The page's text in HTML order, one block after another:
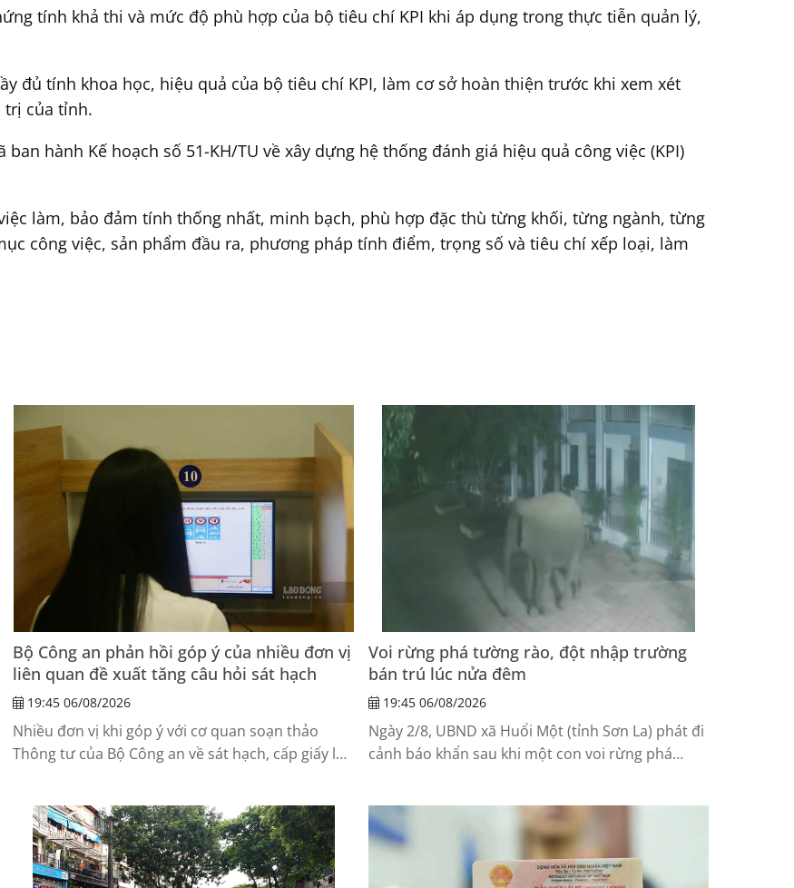
tính khả thi và mức độ phù hợp của bộ tiêu chí KPI khi áp dụng trong thực tiễn quản lý,
đủ tính khoa học, hiệu quả của bộ tiêu chí KPI, làm cơ sở hoàn thiện trước khi xem xét
trị của tỉnh.
hành Kế hoạch số 51-KH/TU về xây dựng hệ thống đánh giá hiệu quả công việc (KPI)
làm, bảo đảm tính thống nhất, minh bạch, phù hợp đặc thù từng khối, từng ngành, từng
công việc, sản phẩm đầu ra, phương pháp tính điểm, trọng số và tiêu chí xếp loại, làm
Bộ Công an phản hồi góp ý của nhiều đơn vị
liên quan đề xuất tăng câu hỏi sát hạch
19:45 06/08/2026
Nhiều đơn vị khi góp ý với cơ quan soạn thảo
Thông tư của Bộ Công an về sát hạch, cấp giấy lái
Voi rừng phá tường rào, đột nhập trường
bán trú lúc nửa đêm
19:45 06/08/2026
Ngày 2/8, UBND xã Huổi Một (tỉnh Sơn La) phát đi
cảnh báo khẩn sau khi một con voi rừng phá
khuyến cáo người dân tuyệt đối không tiếp cận,
không tự ý xua đuổi voi để bảo đảm an toàn.